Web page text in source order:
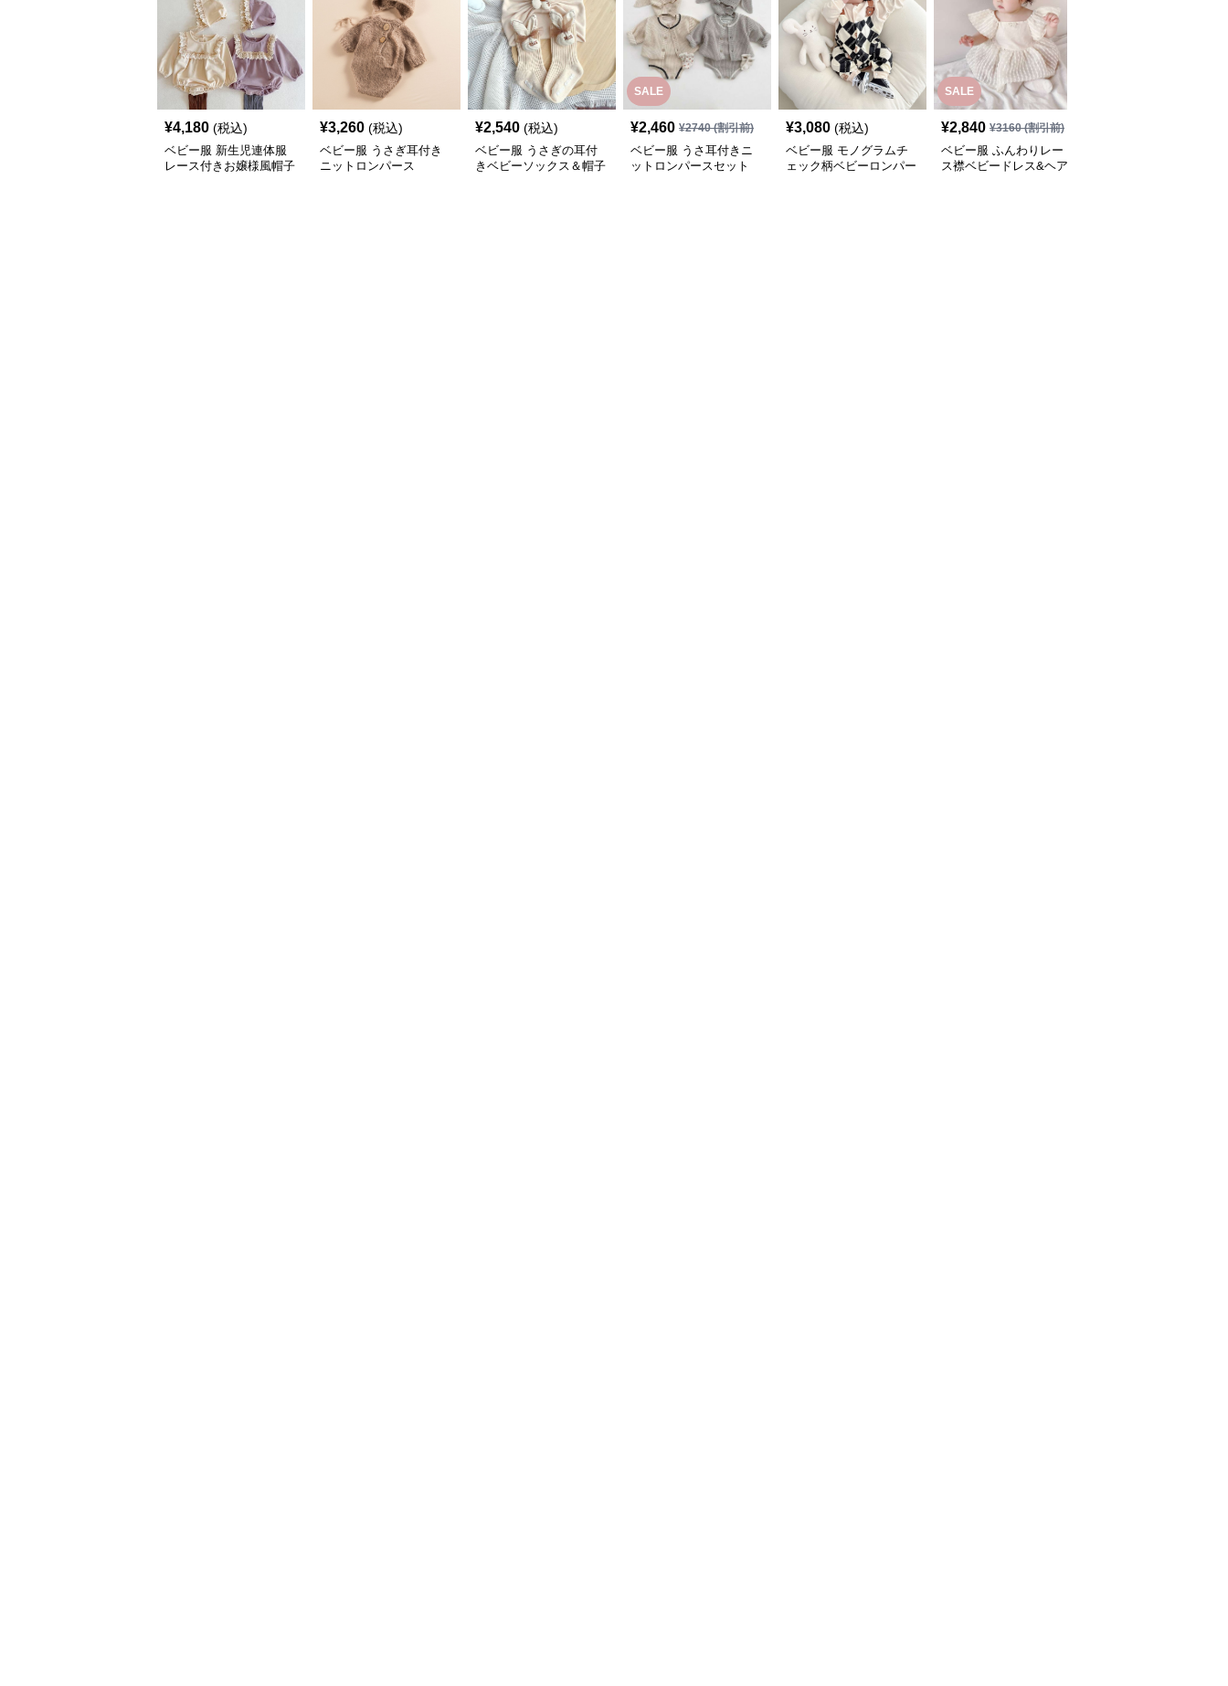
¥4,180 (税込)
ベビー服 新生児連体服
レース付きお嬢様風帽子
¥3,260 (税込)
ベビー服 うさぎ耳付き
ニットロンパース
¥2,540 (税込)
ベビー服 うさぎの耳付
きベビーソックス＆帽子
SALE
¥2,460 ¥2740(割引前)
ベビー服 うさ耳付きニ
ットロンパースセット
¥3,080 (税込)
ベビー服 モノグラムチ
ェック柄ベビーロンパー
SALE
¥2,840 ¥3160(割引前)
ベビー服 ふんわりレー
ス襟ベビードレス&ヘア